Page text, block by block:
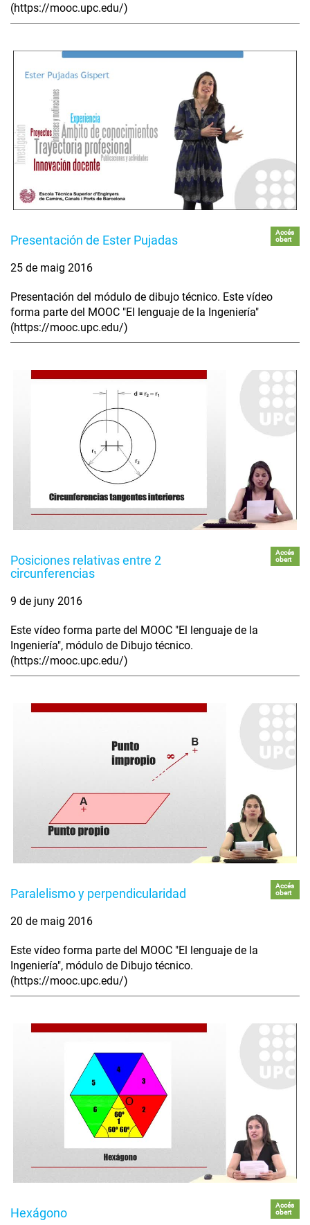
(https://mooc.upc.edu/)
Presentación de Ester Pujadas
Accés
obert
25 de maig 2016
Presentación del módulo de dibujo técnico. Este vídeo
forma parte del MOOC "El lenguaje de la Ingeniería"
(https://mooc.upc.edu/)
Posiciones relativas entre 2
circunferencias
Accés
obert
9 de juny 2016
Este vídeo forma parte del MOOC "El lenguaje de la
Ingeniería", módulo de Dibujo técnico.
(https://mooc.upc.edu/)
Paralelismo y perpendicularidad
Accés
obert
20 de maig 2016
Este vídeo forma parte del MOOC "El lenguaje de la
Ingeniería", módulo de Dibujo técnico.
(https://mooc.upc.edu/)
Hexágono
Accés
obert